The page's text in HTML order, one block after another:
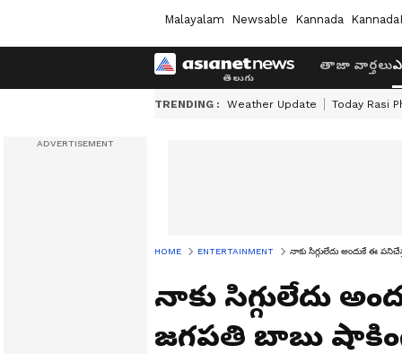
Malayalam Newsable Kannada
తాజా వార్తలు
TRENDING : Weather Update Today Rasi
HOME ENTERTAINMENT నాకు సిగ్గులేదు అందుకే ఈ
నాకు సిగ్గులేదు
జగపతి బాబు